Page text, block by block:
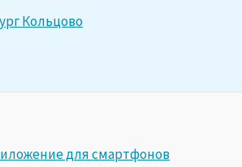
Кольцово
для смартфонов